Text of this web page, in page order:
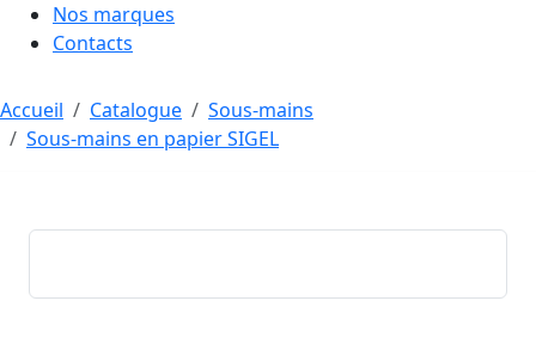
Nos marques
Contacts
Accueil Catalogue
Sous-mains
Sous-mains en papier SIGEL